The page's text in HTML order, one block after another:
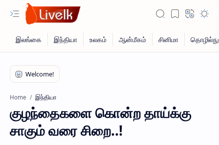
Home இந்தியா
குழந்தைகளை கொன்ற தாய்க்கு
சாகும் வரை சிறை..!